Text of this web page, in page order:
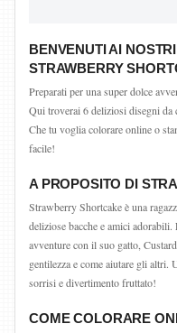
BENVENUTI AI
STRAWBERRY
Preparati per una super dolce
Qui troverai 6 deliziosi disegni da
Che tu voglia colorare online o
facile!
A PROPOSITO DI
Strawberry Shortcake è una
deliziose bacche e amici
avventure con il suo gatto,
gentilezza e come aiutare gli
sorrisi e divertimento fruttato!
COME COLORARE